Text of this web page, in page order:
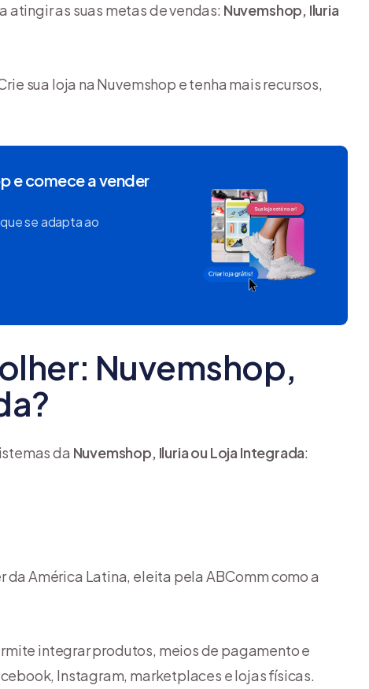
as suas metas de vendas: Nuvemshop, Iluria
sua loja na Nuvemshop e tenha mais recursos,
e comece a vender
se adapta ao
Nuvemshop,
da Nuvemshop, Iluria ou Loja Integrada:
América Latina, eleita pela ABComm como a
integrar produtos, meios de pagamento e
Instagram, marketplaces e lojas físicas.